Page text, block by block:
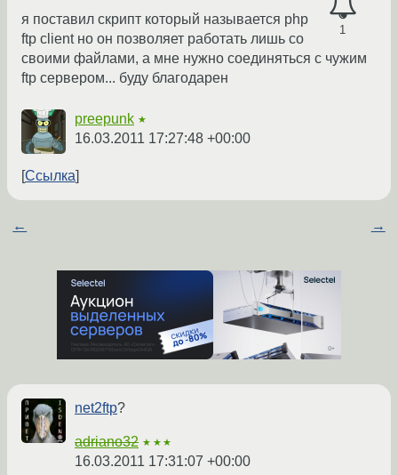
1
я поставил скрипт который называется php
ftp client но он позволяет работать лишь со
своими файлами, а мне нужно соединяться с чужим
ftp сервером... буду благодарен
preepunk ★
16.03.2011 17:27:48 +00:00
Ссылка
← →
net2ftp?
adriano32 ★★★
16.03.2011 17:31:07 +00:00